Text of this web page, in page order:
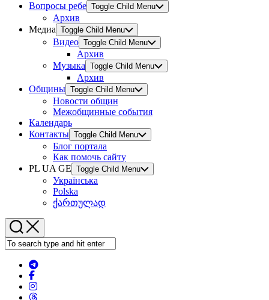
Вопросы ребе Toggle Child Menu
Архив
Медиа Toggle Child Menu
Видео Toggle Child Menu
Архив
Музыка Toggle Child Menu
Архив
Общины Toggle Child Menu
Новости общин
Межобщинные события
Календарь
Контакты Toggle Child Menu
Блог портала
Как помочь сайту
PL UA GE Toggle Child Menu
Українська
Polska
ქართულად